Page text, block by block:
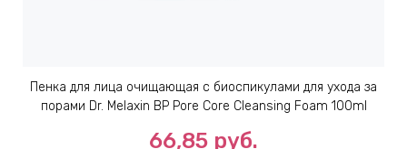
Пенка для лица очищающая с биоспикулами для ухода за
порами Dr. Melaxin BP Pore Core Cleansing Foam 100ml
66,85 руб.